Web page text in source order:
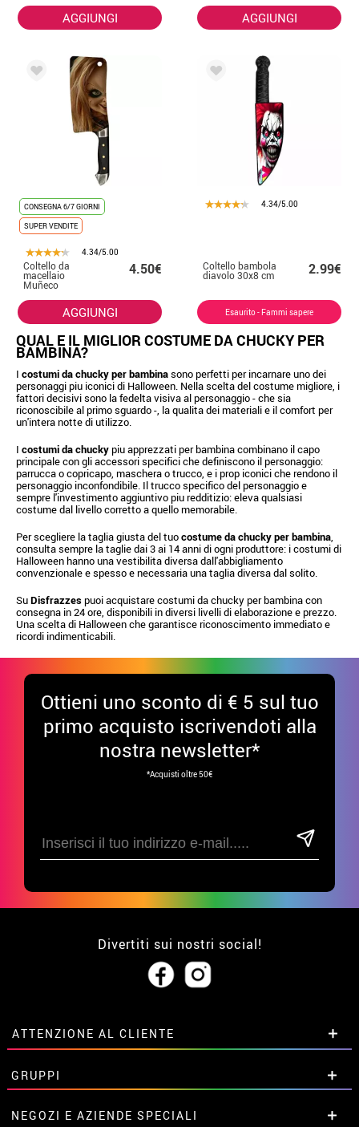
AGGIUNGI
diabolica)
30,3x8,6 cmAGGIUNGI
CONSEGNA 6/7 GIORNI
SUPER VENDITE
4.34/5.00
Coltello da
macellaio
Muñeco
30,3x8,6 cm
4.50€
AGGIUNGI
4.34/5.00
Coltello bambola
diavolo 30x8 cm 2.99€
Esaurito - Fammi sapere
QUAL E IL MIGLIOR COSTUME DA CHUCKY PER
BAMBINA?
I costumi da chucky per bambinasono perfetti per incarnare uno dei
personaggi piu iconici di Halloween. Nella scelta del costume migliore, i
fattori decisivi sono la fedelta visiva al personaggio - che sia
riconoscibile al primo sguardo -, la qualita dei materiali e il comfort per
un'intera notte di utilizzo.
I costumi da chuckypiu apprezzati per bambina combinano il capo
principale con gli accessori specifici che definiscono il personaggio:
parrucca o copricapo, maschera o trucco, e i prop iconici che rendono il
personaggio inconfondibile. Il trucco specifico del personaggio e
sempre l'investimento aggiuntivo piu redditizio: eleva qualsiasi
costume dal livello corretto a quello memorabile.
Per scegliere la taglia giusta del tuocostume da chucky per bambina,
consulta sempre la taglie dai 3 ai 14 anni di ogni produttore: i costumi di
Halloween hanno una vestibilita diversa dall'abbigliamento
convenzionale e spesso e necessaria una taglia diversa dal solito.
SuDisfrazzespuoi acquistare costumi da chucky per bambina con
consegna in 24 ore, disponibili in diversi livelli di elaborazione e prezzo.
Una scelta di Halloween che garantisce riconoscimento immediato e
ricordi indimenticabili.
Ottieni uno sconto di € 5 sul tuo
primo acquisto iscrivendoti alla
nostra newsletter*
*Acquisti oltre 50€
Divertiti sui nostri social!
ATTENZIONE AL CLIENTE
• Su di noi
• Condizioni di vendita
• Avviso legale privacy
GRUPPI
Sconti speciali per gruppi.
NEGOZI E AZIENDE SPECIALI